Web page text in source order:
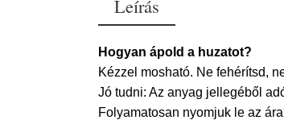
Leírás
Hogyan ápold a huzatot?
Kézzel mosható. Ne fehérítsd,
Jó tudni: Az anyag jellegéből
Folyamatosan nyomjuk le az